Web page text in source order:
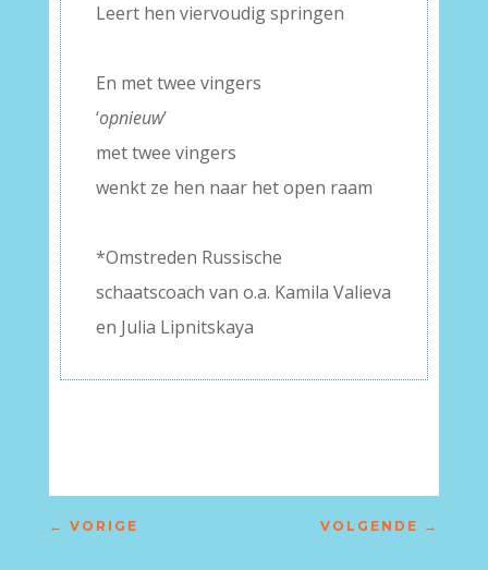
Leert hen viervoudig springen
En met twee vingers
‘opnieuw’
met twee vingers
wenkt ze hen naar het open raam
*Omstreden Russische
schaatscoach van o.a. Kamila Valieva
en Julia Lipnitskaya
← VORIGE VOLGENDE →